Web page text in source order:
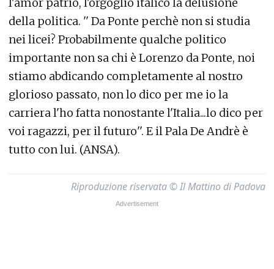
della politica. '' Da Ponte perchè non si studia
nei licei? Probabilmente qualche politico
importante non sa chi è Lorenzo da Ponte, noi
stiamo abdicando completamente al nostro
glorioso passato, non lo dico per me io la
carriera l'ho fatta nonostante l'Italia...lo dico per
voi ragazzi, per il futuro''. E il Pala De Andrè è
tutto con lui. (ANSA).
Riproduzione riservata © Il Mattino di Padova